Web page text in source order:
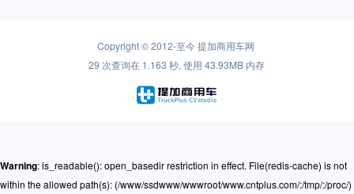
Copyright © 2012-至今提加商用车网
29 次查询在 1.163 秒, 使用 43.93MB 内存
Warning: is_readable(): open_basedir restriction in effect. File(redis-cache) is not
within the allowed path(s): (/www/ssdwww/wwwroot/www.cntplus.com/:/tmp/:/proc/)